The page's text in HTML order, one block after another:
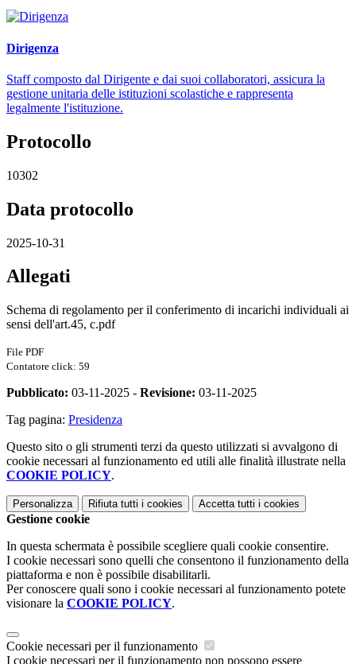
Dirigenza
Staff composto dal Dirigente e dai suoi collaboratori, assicura la
gestione unitaria delle istituzioni scolastiche e rappresenta
legalmente l'istituzione.
Protocollo
10302
Data protocollo
2025-10-31
Allegati
Schema di regolamento per il conferimento di incarichi individuali ai
sensi dell'art.45, c.pdf
File PDF
Contatore click: 59
Pubblicato: 03-11-2025 - Revisione: 03-11-2025
Tag pagina: Presidenza
Questo sito o gli strumenti terzi da questo utilizzati si avvalgono di
cookie necessari al funzionamento ed utili alle finalità illustrate nella
COOKIE POLICY.
Personalizza Rifiuta tutti i cookies Accetta tutti i cookies
Gestione cookie
In questa schermata è possibile scegliere quali cookie consentire.
I cookie necessari sono quelli che consentono il funzionamento della
piattaforma e non è possibile disabilitarli.
Per conoscere quali sono i cookie necessari al funzionamento potete
visionare la COOKIE POLICY.
Cookie necessari per il funzionamento
I cookie necessari per il funzionamento non possono essere